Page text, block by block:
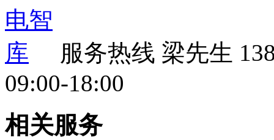
服务热线 梁先生
09:00-18:00
相关服务